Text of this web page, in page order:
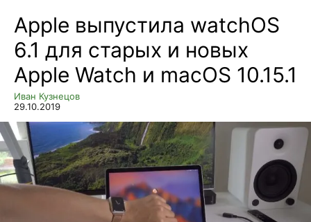
Apple выпустила watchOS
6.1 для старых и новых
Apple Watch и macOS 10.15.1
Иван Кузнецов
29.10.2019